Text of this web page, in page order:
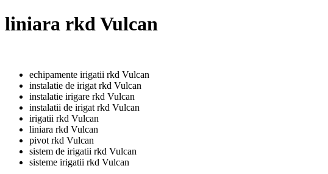
liniara rkd Vulcan
echipamente irigatii rkd Vulcan
instalatie de irigat rkd Vulcan
instalatie irigare rkd Vulcan
instalatii de irigat rkd Vulcan
irigatii rkd Vulcan
liniara rkd Vulcan
pivot rkd Vulcan
sistem de irigatii rkd Vulcan
sisteme irigatii rkd Vulcan